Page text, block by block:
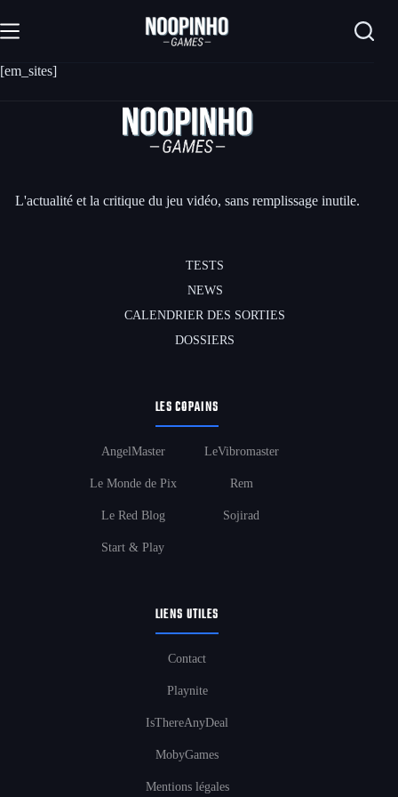
au
contenu
[em_sites]
L'actualité et la critique du jeu vidéo, sans remplissage inutile.
TESTS
NEWS
CALENDRIER DES SORTIES
DOSSIERS
LES COPAINS
AngelMaster
Le Monde de Pix
Le Red Blog
Start & Play
LeVibromaster
Rem
Sojirad
LIENS UTILES
Contact
Playnite
IsThereAnyDeal
MobyGames
Mentions légales